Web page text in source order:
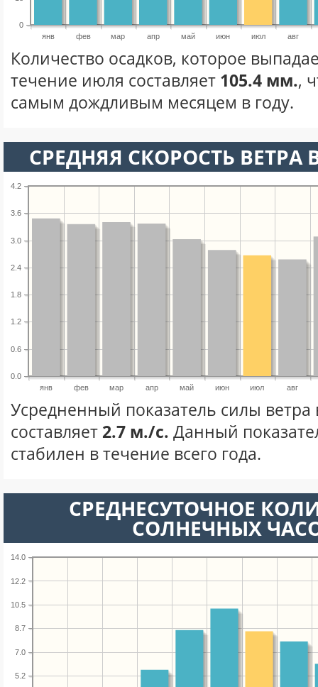
янв фев мар апр май июн июл авг
0
Количество осадков, которое
течение июля составляет 105.4 мм.,
самым дождливым месяцем в году.
СРЕДНЯЯ СКОРОСТЬ
янв фев мар апр май июн июл авг
0.0
0.6
1.2
1.8
2.4
3.0
3.6
4.2
Усредненный показатель силы
составляет 2.7 м./с. Данный
стабилен в течение всего года.
СРЕДНЕСУТОЧНОЕ
СОЛНЕЧНЫХ
5.2
7.0
8.7
10.5
12.2
14.0